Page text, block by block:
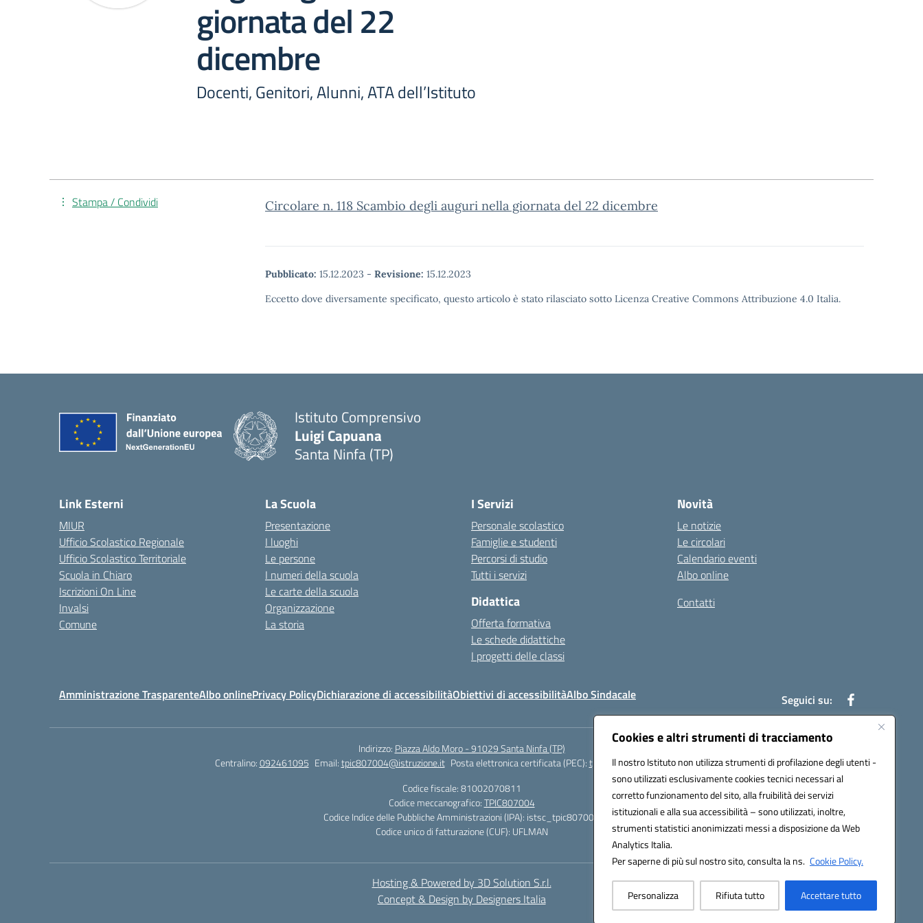
Cookies e altri strumenti di tracciamento
Il nostro Istituto non utilizza strumenti di profilazione degli utenti -
sono utilizzati esclusivamente cookies tecnici necessari al
corretto funzionamento del sito, alla fruibilità dei servizi
istituzionali e alla sua accessibilità – sono utilizzati, inoltre,
strumenti statistici anonimizzati messi a disposizione da Web
Analytics Italia.
Per saperne di più sul nostro sito, consulta la ns. Cookie Policy.
Personalizza Rifiuta tutto Accettare tutto
giornata del 22
dicembre
Docenti, Genitori, Alunni, ATA dell’Istituto
Circolare n. 118 Scambio degli auguri nella giornata del 22 dicembre
Pubblicato: 15.12.2023 - Revisione: 15.12.2023
Eccetto dove diversamente specificato, questo articolo è stato rilasciato sotto Licenza Creative Commons Attribuzione 4.0 Italia.
Stampa / Condividi
Istituto Comprensivo
Luigi Capuana
Santa Ninfa (TP)
Link Esterni
MIUR
Ufficio Scolastico Regionale
Ufficio Scolastico Territoriale
Scuola in Chiaro
Iscrizioni On Line
Invalsi
Comune
La Scuola
Presentazione
I luoghi
Le persone
I numeri della scuola
Le carte della scuola
Organizzazione
La storia
I Servizi
Personale scolastico
Famiglie e studenti
Percorsi di studio
Tutti i servizi
Didattica
Offerta formativa
Le schede didattiche
I progetti delle classi
Novità
Le notizie
Le circolari
Calendario eventi
Albo online
Contatti
Amministrazione TrasparenteAlbo onlinePrivacy PolicyDichiarazione di accessibilitàObiettivi di accessibilitàAlbo Sindacale Seguici su:
Indirizzo: Piazza Aldo Moro - 91029 Santa Ninfa (TP)
Centralino:092461095 Email:tpic807004@istruzione.it Posta elettronica certificata (PEC):tpic807004@pec.istruzione.it
Codice fiscale: 81002070811
Codice meccanografico:TPIC807004
Codice Indice delle Pubbliche Amministrazioni (IPA): istsc_tpic807004
Codice unico di fatturazione (CUF): UFLMAN
Hosting & Powered by 3D Solution S.r.l.
Concept & Design by Designers Italia